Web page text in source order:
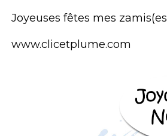
Joyeuses fêtes mes
www.clicetplume.com